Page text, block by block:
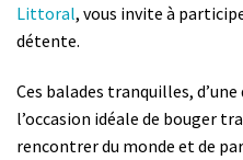
Littoral, vous invite à
détente.
Ces balades tranquilles, d’une
l’occasion idéale de bouger
rencontrer du monde et de